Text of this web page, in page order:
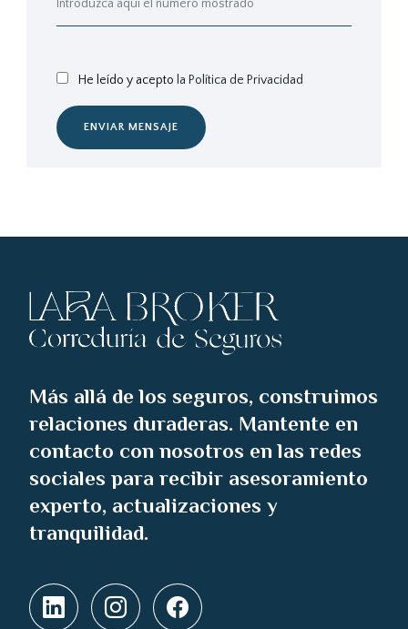
He leído y acepto la Política de Privacidad
ENVIAR MENSAJE
Más allá de los seguros, construimos
relaciones duraderas. Mantente en
contacto con nosotros en las redes
sociales para recibir asesoramiento
experto, actualizaciones y
tranquilidad.